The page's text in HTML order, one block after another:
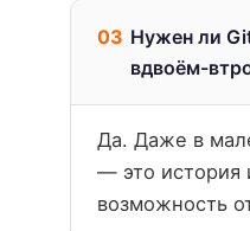
Нужен ли
вдвоём-
Да. Даже в
— это история
возможность